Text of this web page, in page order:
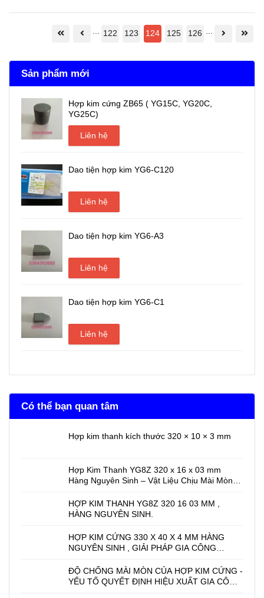
122 123 124 125 126
Sản phẩm mới
Hợp kim cứng ZB65 ( YG15C, YG20C,
YG25C)
Liên hệ
Dao tiện hợp kim YG6-C120
Liên hệ
Dao tiện hợp kim YG6-A3
Liên hệ
Dao tiện hợp kim YG6-C1
Liên hệ
Có thể bạn quan tâm
Hợp kim thanh kích thước 320 × 10 × 3 mm
Hợp Kim Thanh YG8Z 320 x 16 x 03 mm
Hàng Nguyên Sinh – Vật Liệu Chịu Mài Mòn
HỢP KIM THANH YG8Z 320 16 03 MM ,
HÀNG NGUYÊN SINH.
HỢP KIM CỨNG 330 X 40 X 4 MM HÀNG
NGUYÊN SINH , GIẢI PHÁP GIA CÔNG
ĐỘ CHỐNG MÀI MÒN CỦA HỢP KIM CỨNG -
YẾU TỐ QUYẾT ĐỊNH HIỆU XUẤT GIA CÔNG